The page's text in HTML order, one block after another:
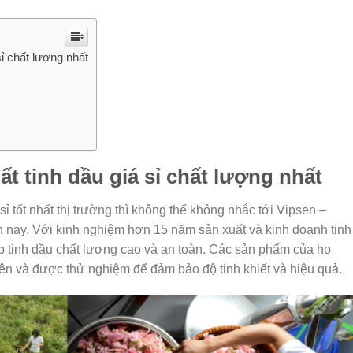
chất lượng nhất
tinh dầu giá sỉ chất lượng nhất
tốt nhất thị trường thì không thể không nhắc tới Vipsen –
Với kinh nghiệm hơn 15 năm sản xuất và kinh doanh tinh
tinh dầu chất lượng cao và an toàn. Các sản phẩm của họ
và được thử nghiệm để đảm bảo độ tinh khiết và hiệu quả.